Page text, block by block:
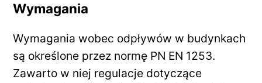
Wymagania
Wymagania wobec odpływów w budynkach
są określone przez normę PN EN 1253.
Zawarto w niej regulacje dotyczące